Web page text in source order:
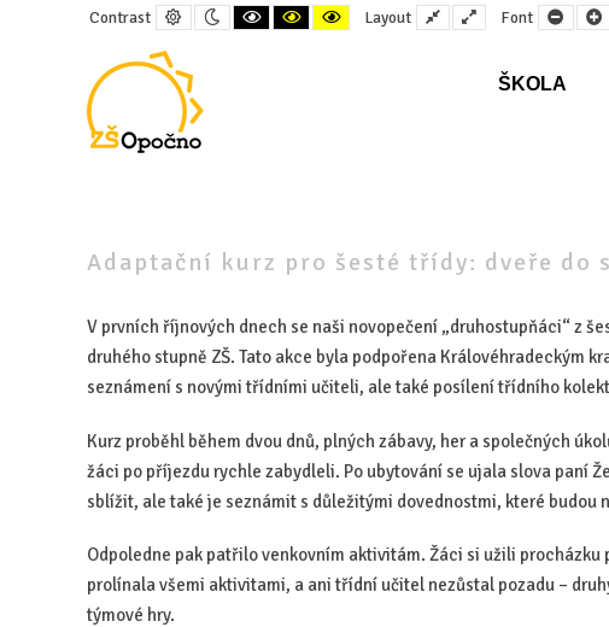
Contrast Default
contrast
Night
contrast
Black
and
Black
and
Yellow
and
Layout Fixed
layout
Wide
layout
Font
Font
ŠKOLA
Adaptační kurz pro šesté třídy: dveře do
V prvních říjnových dnech se naši novopečení „druhostupňáci“ z
druhého stupně ZŠ. Tato akce byla podpořena Královéhradeckým
seznámení s novými třídními učiteli, ale také posílení třídního
Kurz proběhl během dvou dnů, plných zábavy, her a společných
žáci po příjezdu rychle zabydleli. Po ubytování se ujala slova paní
sblížit, ale také je seznámit s důležitými dovednostmi, které budou
Odpoledne pak patřilo venkovním aktivitám. Žáci si užili
prolínala všemi aktivitami, a ani třídní učitel nezůstal pozadu –
týmové hry.